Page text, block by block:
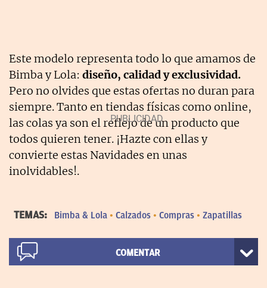
Este modelo representa todo lo que amamos de
Bimba y Lola: diseño, calidad y exclusividad.
Pero no olvides que estas ofertas no duran para
siempre. Tanto en tiendas físicas como online,
las colas ya son el reflejo de un producto que
todos quieren tener. ¡Hazte con ellas y
convierte estas Navidades en unas
inolvidables!.
TEMAS: Bimba & Lola Calzados Compras Zapatillas
COMENTAR